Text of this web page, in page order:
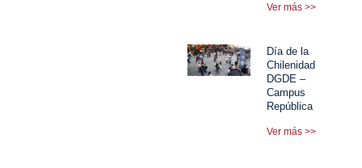
Ver más >>
Día de la
Chilenidad
DGDE –
Campus
República
Ver más >>